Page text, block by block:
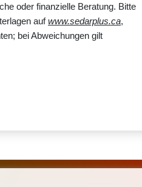
oder finanzielle Beratung. Bitte
aufwww.sedarplus.ca,
bei Abweichungen gilt